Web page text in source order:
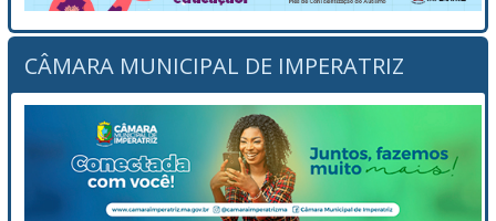
CÂMARA MUNICIPAL DE IMPERATRIZ